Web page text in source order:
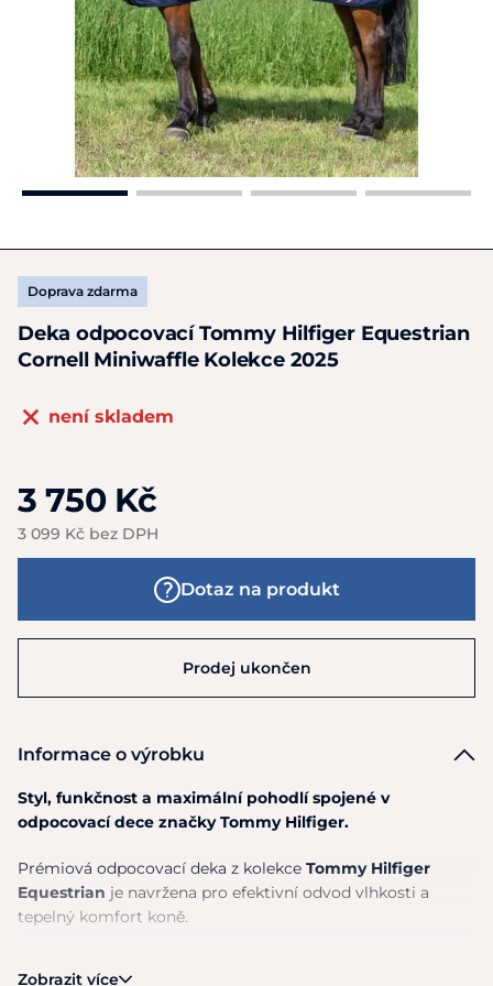
Doprava zdarma
Deka odpocovací Tommy Hilfiger Equestrian
Cornell Miniwaffle Kolekce 2025
není skladem
3 750 Kč
3 099 Kč bez DPH
Dotaz na produkt
Prodej ukončen
Informace o výrobku
Styl, funkčnost a maximální pohodlí spojené v
odpocovací dece značky Tommy Hilfiger.
Prémiová odpocovací deka z kolekce Tommy Hilfiger
Equestrian je navržena pro efektivní odvod vlhkosti a
tepelný komfort koně.
Zobrazit více